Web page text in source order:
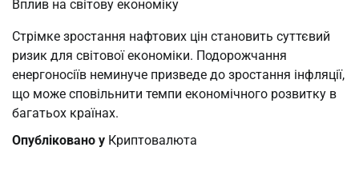
Вплив на світову економіку
Стрімке зростання нафтових цін становить суттєвий
ризик для світової економіки. Подорожчання
енергоносіїв неминуче призведе до зростання інфляції,
що може сповільнити темпи економічного розвитку в
багатьох країнах.
Опубліковано у Криптовалюта